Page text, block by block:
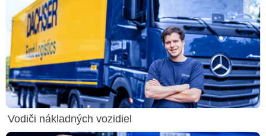
Vodiči nákladných vozidiel